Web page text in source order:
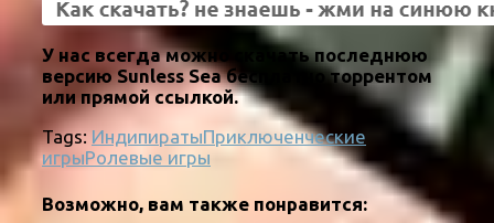
У нас всегда можно скачать последнюю
версию Sunless Sea бесплатно торрентом
или прямой ссылкой.
Tags: ИндипиратыПриключенческие
игрыРолевые игры
Возможно, вам также понравится: